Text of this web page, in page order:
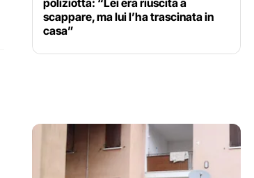
scappare, ma lui l’ha trascinata in
casa”